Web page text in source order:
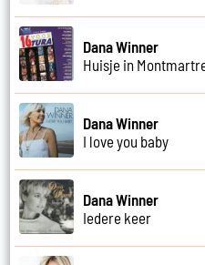
Dana Winner
Huisje in
Dana Winner
I love you baby
Dana Winner
Iedere keer